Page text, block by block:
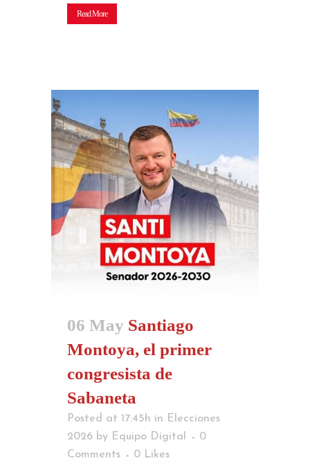
Read More
06 May Santiago
Montoya, el primer
congresista de
Sabaneta
Posted at 17:45h in Elecciones
2026 by Equipo Digital
0
Comments
0 Likes